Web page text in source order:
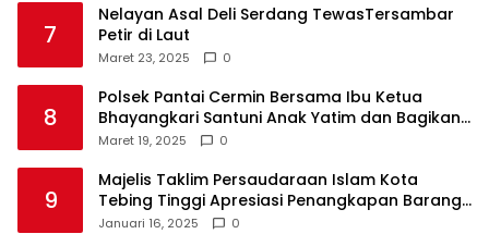
7
Nelayan Asal Deli Serdang TewasTersambar
Petir di Laut
Maret 23, 2025 0
8
Polsek Pantai Cermin Bersama Ibu Ketua
Bhayangkari Santuni Anak Yatim dan Bagikan
Takjil
Maret 19, 2025 0
9
Majelis Taklim Persaudaraan Islam Kota
Tebing Tinggi Apresiasi Penangkapan Barang
Haram
Januari 16, 2025 0